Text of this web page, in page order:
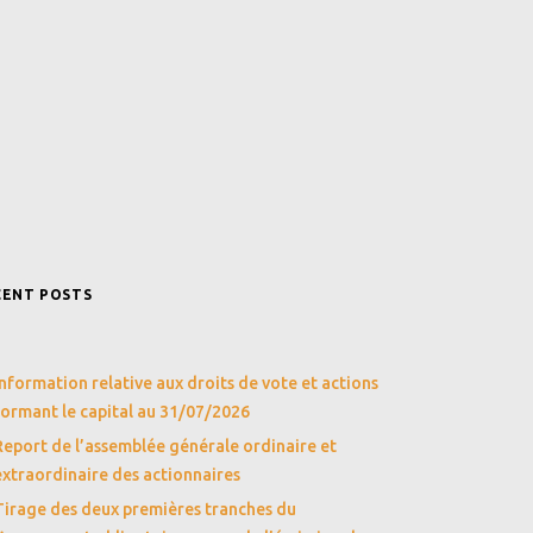
POSTS
relative aux droits de vote et actions
le capital au 31/07/2026
de l’assemblée générale ordinaire et
des actionnaires
des deux premières tranches du